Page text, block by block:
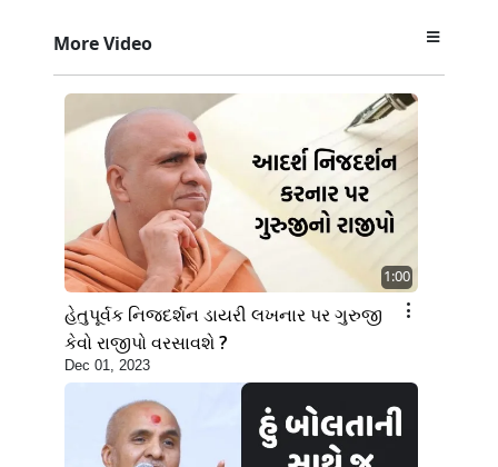
More Video
1:00
હેતુપૂર્વક નિજદર્શન ડાયરી લખનાર પર ગુરુજી
કેવો રાજીપો વરસાવશે ?
Dec 01, 2023